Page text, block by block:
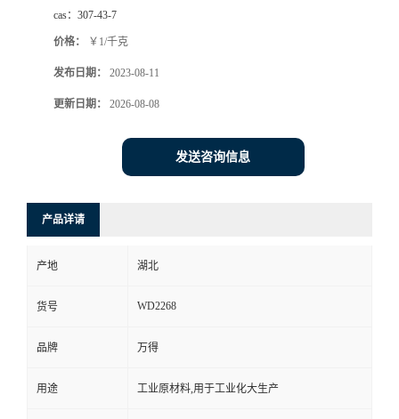
cas： 307-43-7
价格： ￥1/千克
发布日期： 2023-08-11
更新日期： 2026-08-08
发送咨询信息
产品详请
产地 湖北
货号 WD2268
品牌 万得
用途 工业原材料,用于工业化大生产